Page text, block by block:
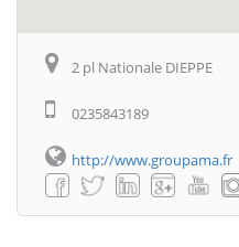
2 pl Nationale DIEPPE
0235843189
http://www.groupama.fr